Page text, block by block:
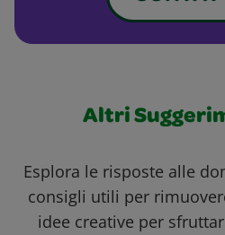
Altri
Esplora le risposte alle
consigli utili per
idee creative per